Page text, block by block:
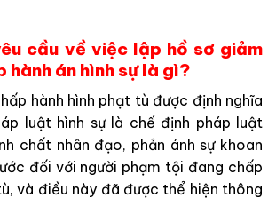
cầu về việc lập hồ sơ giảm
hành án hình sự là gì?
hành hình phạt tù được định nghĩa
luật hình sự là chế định pháp luật
chất nhân đạo, phản ánh sự khoan
đối với người phạm tội đang chấp
và điều này đã được thể hiện thông